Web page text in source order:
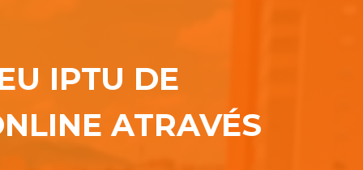
IPTU DE
ATRAVÉS